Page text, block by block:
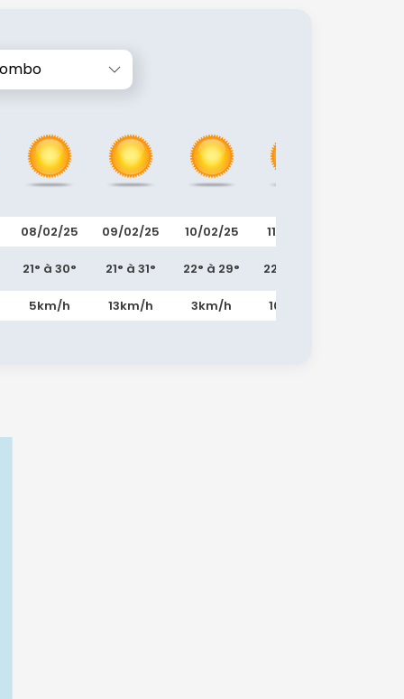
08/02/25
21° à 30°
5km/h
09/02/25
21° à 31°
13km/h
10/02/25
22° à 29°
3km/h
11/02/25
22° à 30°
10km/h